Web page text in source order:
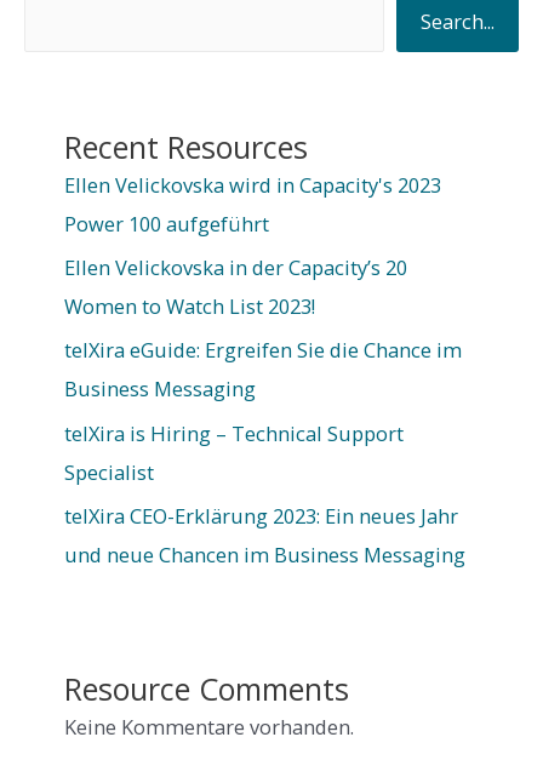
Search...
Recent Resources
Ellen Velickovska wird in Capacity's 2023
Power 100 aufgeführt
Ellen Velickovska in der Capacity’s 20
Women to Watch List 2023!
telXira eGuide: Ergreifen Sie die Chance im
Business Messaging
telXira is Hiring – Technical Support
Specialist
telXira CEO-Erklärung 2023: Ein neues Jahr
und neue Chancen im Business Messaging
Resource Comments
Keine Kommentare vorhanden.